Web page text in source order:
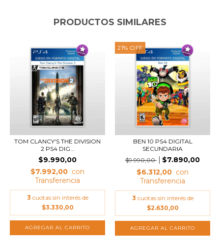
PRODUCTOS SIMILARES
TOM CLANCY'S THE DIVISION
2 PS4 DIG...
$9.990,00
$7.992,00
3 cuotas sin interés de
$3.330,00
21% OFF
BEN 10 PS4 DIGITAL
SECUNDARIA
$9.990,00
$7.890,00
$6.312,00
3 cuotas sin interés de
$2.630,00